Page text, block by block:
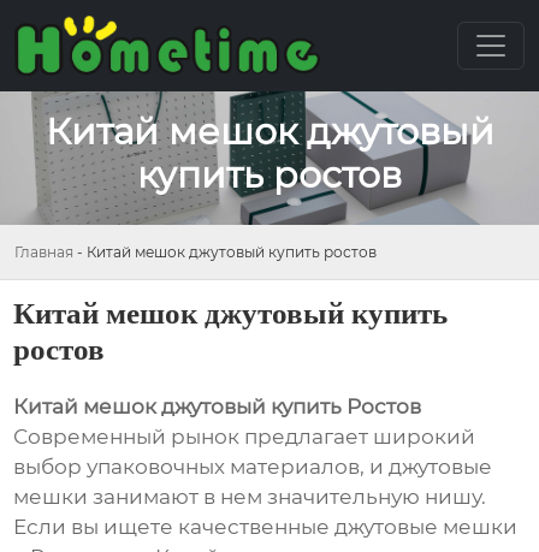
Китай мешок джутовый
купить ростов
Главная - Китай мешок джутовый купить ростов
Китай мешок джутовый купить
ростов
Китай мешок джутовый купить Ростов
Современный рынок предлагает широкий
выбор упаковочных материалов, и джутовые
мешки занимают в нем значительную нишу.
Если вы ищете качественные джутовые мешки